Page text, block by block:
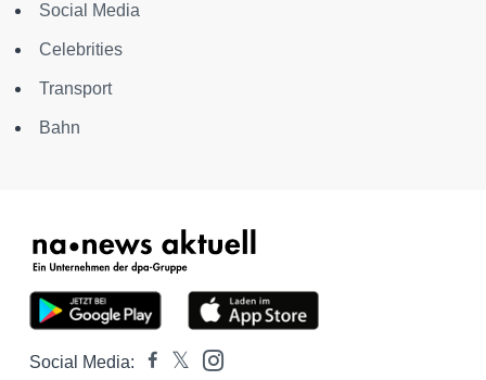
Social Media
Celebrities
Transport
Bahn
Social Media: